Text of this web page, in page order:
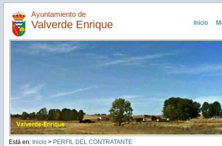
Ayuntamiento de
Valverde Enrique Inicio
Está en: Inicio > PERFIL DEL CONTRATANTE